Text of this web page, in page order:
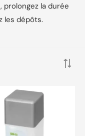
Prix :
prolongez la durée
les dépôts.